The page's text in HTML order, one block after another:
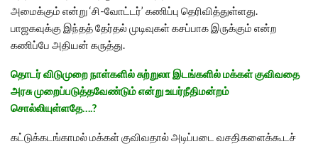
அமைக்கும் என்று ‘சி-வோட்டர்’ கணிப்பு தெரிவித்துள்ளது.
பாஜகவுக்கு இந்தத் தேர்தல் முடிவுகள் கசப்பாக இருக்கும் என்ற
கணிப்பே அதியன் கருத்து.
தொடர் விடுமுறை நாள்களில் சுற்றுலா இடங்களில் மக்கள் குவிவதை
அரசு முறைப்படுத்தவேண்டும் என்று உயர்நீதிமன்றம்
சொல்லியுள்ளதே….?
கட்டுக்கடங்காமல் மக்கள் குவிவதால் அடிப்படை வசதிகளைக்கூடச்